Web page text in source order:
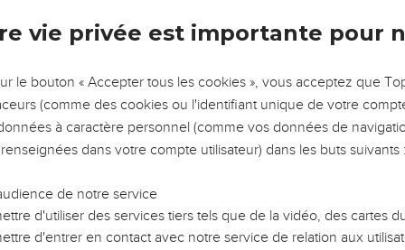
vous “Seigneur, Seigneur”, et ne faites-vous pas ce que je
qui ressemble quiconque vient à moi, écoute mes paroles et
qui s’est mis à bâtir une maison ; il a creusé profondément
l’inondation est venue, les eaux de la rivière se sont jetées
car la maison était bien bâtie.
mes paroles et ne les met pas en pratique est comme un
sol, sans fondations. Quand les eaux de la rivière se sont
vie privée est importante pour
le bouton « Accepter tous les cookies », vous acceptez que
(comme des cookies ou l'identifiant unique de votre
à caractère personnel (comme vos données de
dans votre compte utilisateur) dans les buts suivants :
de notre service
d'utiliser des services tiers tels que de la vidéo, des cartes
d'entrer en contact avec notre service de relation aux